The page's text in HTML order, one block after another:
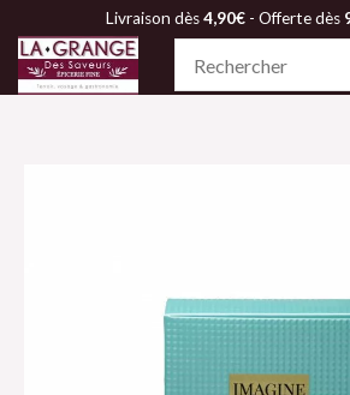
contenu
Livraison dès4,90€- Offerte dès